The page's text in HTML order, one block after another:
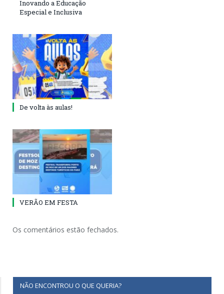
Inovando a Educação
Especial e Inclusiva
De volta às aulas!
VERÃO EM FESTA
Os comentários estão fechados.
NÃO ENCONTROU O QUE QUERIA?